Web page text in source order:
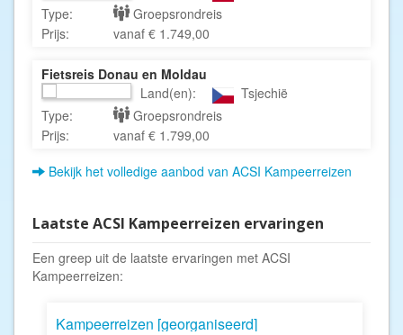
Type:
Groepsrondreis
Prijs:
vanaf € 1.749,00
Fietsreis Donau en Moldau
Land(en):
Tsjechië
Type:
Groepsrondreis
Prijs:
vanaf € 1.799,00
Bekijk het volledige aanbod van ACSI Kampeerreizen
Laatste ACSI Kampeerreizen ervaringen
Een greep uit de laatste ervaringen met ACSI
Kampeerreizen:
Kampeerreizen [georganiseerd]